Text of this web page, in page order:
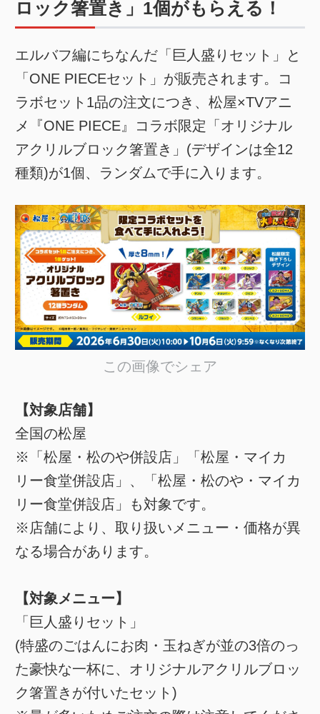
ロック箸置き」1個がもらえる！
エルバフ編にちなんだ「巨人盛りセット」と
「ONE PIECEセット」が販売されます。コ
ラボセット1品の注文につき、松屋×TVアニ
メ『ONE PIECE』コラボ限定「オリジナル
アクリルブロック箸置き」(デザインは全12
種類)が1個、ランダムで手に入ります。
この画像でシェア
【対象店舗】
全国の松屋
※「松屋・松のや併設店」「松屋・マイカ
リー食堂併設店」、「松屋・松のや・マイカ
リー食堂併設店」も対象です。
※店舗により、取り扱いメニュー・価格が異
なる場合があります。
【対象メニュー】
「巨人盛りセット」
(特盛のごはんにお肉・玉ねぎが並の3倍のっ
た豪快な一杯に、オリジナルアクリルブロッ
ク箸置きが付いたセット)